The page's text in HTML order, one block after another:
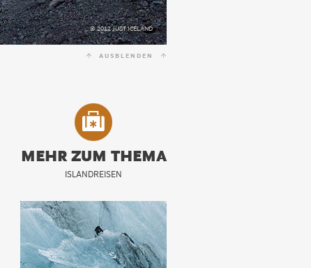
© 2012 JUST ICELAND
AUSBLENDEN
MEHR ZUM THEMA
ISLANDREISEN